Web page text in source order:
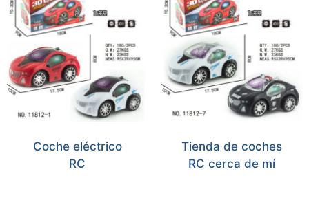
Coche eléctrico
RC
Tienda de coches
RC cerca de mí